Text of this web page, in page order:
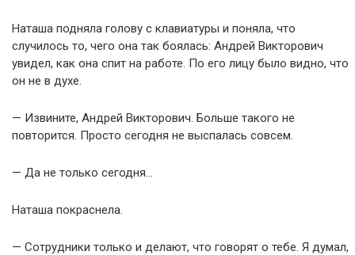
Наташа подняла голову с клавиатуры и поняла, что
случилось то, чего она так боялась: Андрей Викторович
увидел, как она спит на работе. По его лицу было видно, что
он не в духе.
— Извините, Андрей Викторович. Больше такого не
повторится. Просто сегодня не выспалась совсем.
— Да не только сегодня…
Наташа покраснела.
— Сотрудники только и делают, что говорят о тебе. Я думал,